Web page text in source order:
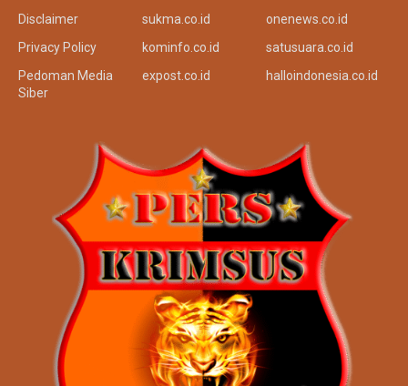
Disclaimer
Privacy Policy
Pedoman Media
Siber
sukma.co.id
kominfo.co.id
expost.co.id
onenews.co.id
satusuara.co.id
halloindonesia.co.id